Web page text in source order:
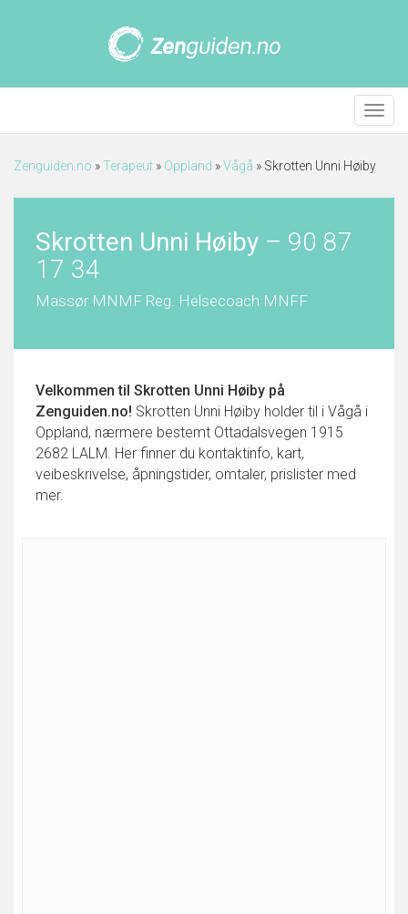
Meny
Zenguiden.no »Terapeut » Oppland »Vågå » Skrotten Unni Høiby
Skrotten Unni Høiby – 90 87
17 34
Massør MNMF Reg. Helsecoach MNFF
Velkommen til Skrotten Unni Høiby på
Zenguiden.no! Skrotten Unni Høiby holder til i Vågå i
Oppland, nærmere bestemt Ottadalsvegen 1915
2682 LALM. Her finner du kontaktinfo, kart,
veibeskrivelse, åpningstider, omtaler, prislister med
mer.